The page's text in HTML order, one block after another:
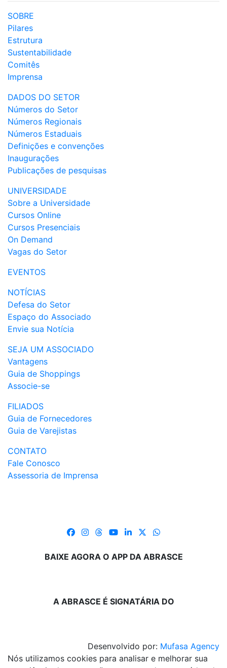
SOBRE
Pilares
Estrutura
Sustentabilidade
Comitês
Imprensa
DADOS DO SETOR
Números do Setor
Números Regionais
Números Estaduais
Definições e convenções
Inaugurações
Publicações de pesquisas
UNIVERSIDADE
Sobre a Universidade
Cursos Online
Cursos Presenciais
On Demand
Vagas do Setor
EVENTOS
NOTÍCIAS
Defesa do Setor
Espaço do Associado
Envie sua Notícia
SEJA UM ASSOCIADO
Vantagens
Guia de Shoppings
Associe-se
FILIADOS
Guia de Fornecedores
Guia de Varejistas
CONTATO
Fale Conosco
Assessoria de Imprensa
BAIXE AGORA O APP DA ABRASCE
A ABRASCE É SIGNATÁRIA DO
Desenvolvido por: Mufasa Agency
Nós utilizamos cookies para analisar e melhorar sua